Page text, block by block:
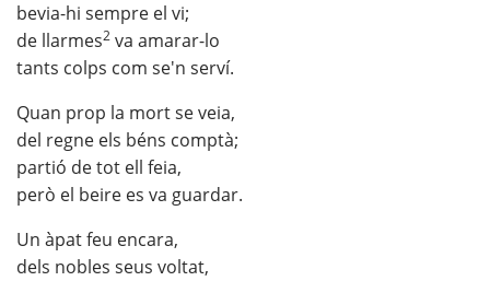
bevia-hi sempre el vi;
de llarmes2 va amarar-lo
tants colps com se'n serví.
Quan prop la mort se veia,
del regne els béns comptà;
partió de tot ell feia,
però el beire es va guardar.
Un àpat feu encara,
dels nobles seus voltat,